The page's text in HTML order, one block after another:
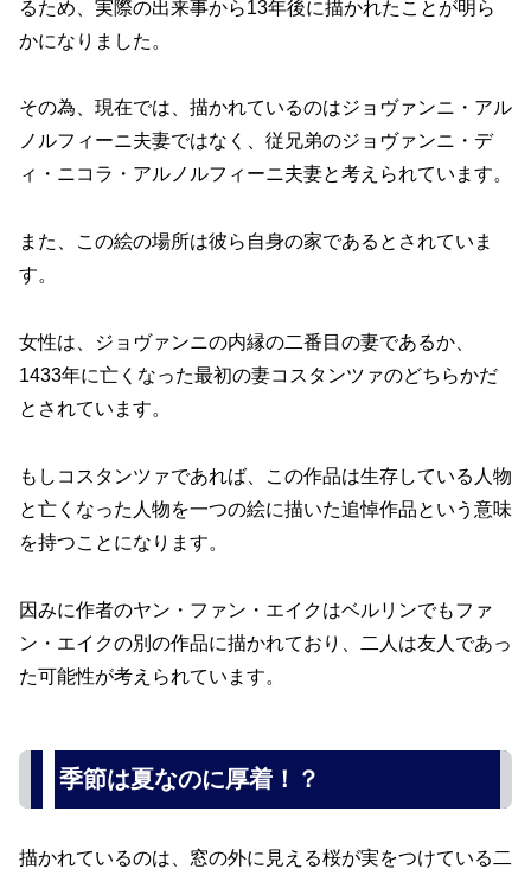
るため、実際の出来事から13年後に描かれたことが明ら
かになりました。
その為、現在では、描かれているのはジョヴァンニ・アル
ノルフィーニ夫妻ではなく、従兄弟のジョヴァンニ・デ
ィ・ニコラ・アルノルフィーニ夫妻と考えられています。
また、この絵の場所は彼ら自身の家であるとされていま
す。
女性は、ジョヴァンニの内縁の二番目の妻であるか、
1433年に亡くなった最初の妻コスタンツァのどちらかだ
とされています。
もしコスタンツァであれば、この作品は生存している人物
と亡くなった人物を一つの絵に描いた追悼作品という意味
を持つことになります。
因みに作者のヤン・ファン・エイクはベルリンでもファ
ン・エイクの別の作品に描かれており、二人は友人であっ
た可能性が考えられています。
季節は夏なのに厚着！？
描かれているのは、窓の外に見える桜が実をつけている二